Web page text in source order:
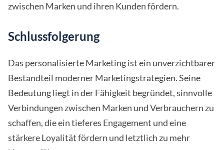
zwischen Marken und ihren Kunden fördern.
Schlussfolgerung
Das personalisierte Marketing ist ein unverzichtbarer
Bestandteil moderner Marketingstrategien. Seine
Bedeutung liegt in der Fähigkeit begründet, sinnvolle
Verbindungen zwischen Marken und Verbrauchern zu
schaffen, die ein tieferes Engagement und eine
stärkere Loyalität fördern und letztlich zu mehr